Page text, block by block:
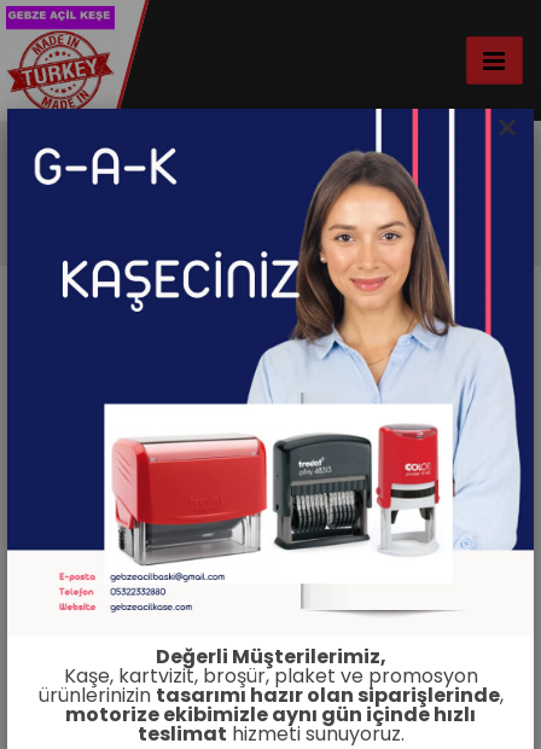
Değerli Müşterilerimiz,
Kaşe, kartvizit, broşür, plaket ve promosyon
ürünlerinizin tasarımı hazır olan siparişlerinde,
motorize ekibimizle aynı gün içinde hızlı
teslimat hizmeti sunuyoruz.
×
Şapka
Promosyon Şapka